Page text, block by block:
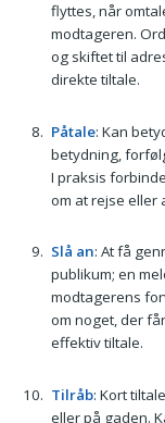
flyttes, når
modtageren.
og skiftet til
direkte tiltale.
Påtale: Kan
betydning,
I praksis
om at rejse eller
Slå an: At få
publikum; en
modtagerens
om noget, der
effektiv tiltale.
Tilråb: Kort
eller på gaden.